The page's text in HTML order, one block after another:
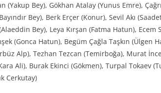
(Yakup Bey), Gökhan Atalay (Yunus Emre),
Bey), Berk Erçer (Konur), Sevil Akı
Bey), Leya Kırşan (Fatma Hatun), Ecem
(Gonca Hatun), Begüm Çağla Taşkın (Ülgen
Alp), Tezhan Tezcan (Temirboğa), Murat
Ali), Burak Ekinci (Gökmen), Turpal Tokaev
Cerkutay)